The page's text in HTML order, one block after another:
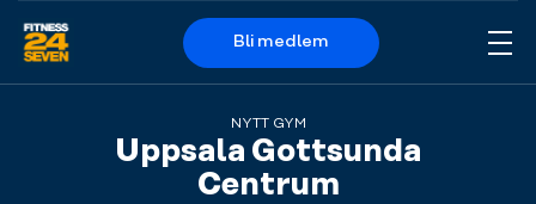
Logo
Bli medlem
NYTT GYM
Uppsala Gottsunda
Centrum